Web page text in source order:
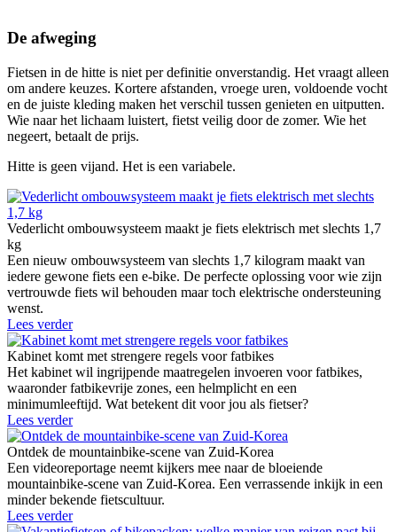
De afweging
Fietsen in de hitte is niet per definitie onverstandig. Het vraagt alleen
om andere keuzes. Kortere afstanden, vroege uren, voldoende vocht
en de juiste kleding maken het verschil tussen genieten en uitputten.
Wie naar het lichaam luistert, fietst veilig door de zomer. Wie het
negeert, betaalt de prijs.
Hitte is geen vijand. Het is een variabele.
Vederlicht ombouwsysteem maakt je fiets elektrisch met slechts 1,7
kg
Een nieuw ombouwsysteem van slechts 1,7 kilogram maakt van
iedere gewone fiets een e-bike. De perfecte oplossing voor wie zijn
vertrouwde fiets wil behouden maar toch elektrische ondersteuning
wenst.
Lees verder
Kabinet komt met strengere regels voor fatbikes
Het kabinet wil ingrijpende maatregelen invoeren voor fatbikes,
waaronder fatbikevrije zones, een helmplicht en een
minimumleeftijd. Wat betekent dit voor jou als fietser?
Lees verder
Ontdek de mountainbike-scene van Zuid-Korea
Een videoreportage neemt kijkers mee naar de bloeiende
mountainbike-scene van Zuid-Korea. Een verrassende inkijk in een
minder bekende fietscultuur.
Lees verder